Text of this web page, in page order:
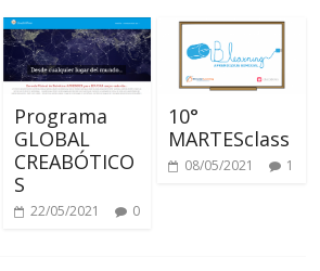
Programa
GLOBAL
CREABÓTICO
S
22/05/2021 0
10°
MARTESclass
08/05/2021 1